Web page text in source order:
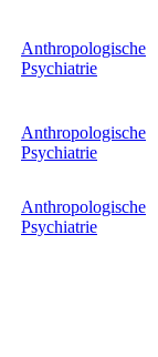
Anthropologische
Psychiatrie
Anthropologische
Psychiatrie
Anthropologische
Psychiatrie